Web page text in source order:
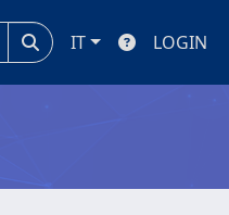
IT LOGIN